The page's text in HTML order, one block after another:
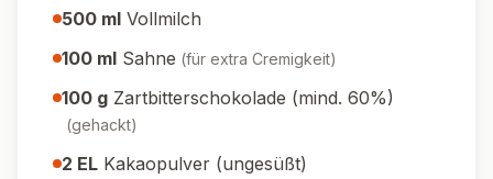
500 ml Vollmilch
100 ml Sahne (für extra Cremigkeit)
100 g Zartbitterschokolade (mind. 60%)
(gehackt)
2 EL Kakaopulver (ungesüßt)